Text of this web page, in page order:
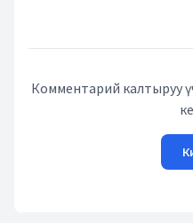
Комментарий калтыруу